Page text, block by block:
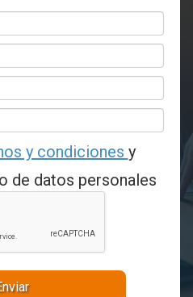
y condiciones y
de datos personales